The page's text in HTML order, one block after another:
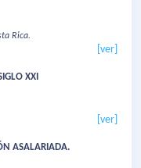
Rica.
[ver]
XXI
[ver]
ASALARIADA.